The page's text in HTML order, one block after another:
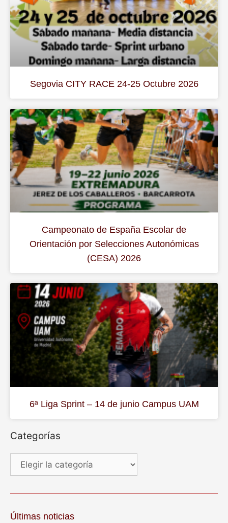
Segovia CITY RACE 24-25 Octubre 2026
Campeonato de España Escolar de
Orientación por Selecciones Autonómicas
(CESA) 2026
6ª Liga Sprint – 14 de junio Campus UAM
Categorías
Últimas noticias